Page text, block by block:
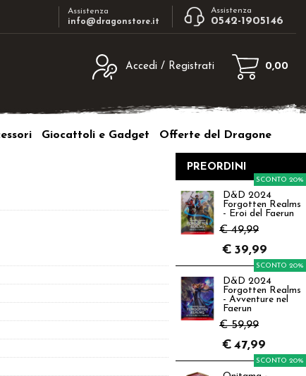
Assistenza
info@dragonstore.it
Assistenza
0542-1905146
Accedi / Registrati
poi clicca sul
sito clicca sul pulsante "Registrati"
0,00
Giocattoli e Gadget Offerte del Dragone
PREORDINI
D&D 2024
Forgotten Realms
- Eroi del Faerun
€ 49,99
SCONTO 20%
€ 39,99
D&D 2024
Forgotten Realms
- Avventure nel
Faerun
€ 59,99
SCONTO 20%
€ 47,99
SCONTO 20%